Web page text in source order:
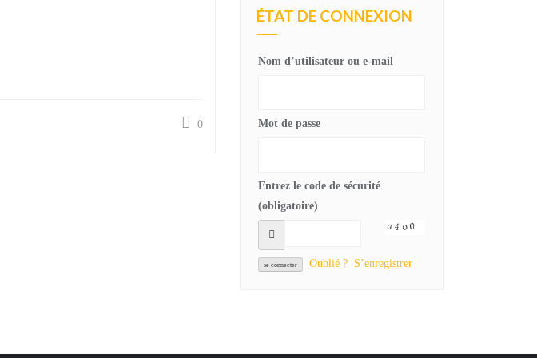
0
ÉTAT DE CONNEXION
Nom d’utilisateur ou e-mail
Mot de passe
Entrez le code de sécurité
(obligatoire)
Oublié ? S’enregistrer